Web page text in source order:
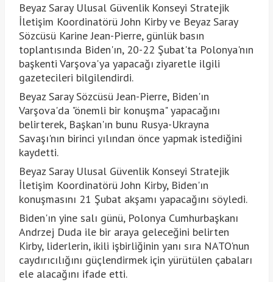
Beyaz Saray Ulusal Güvenlik Konseyi Stratejik
İletişim Koordinatörü John Kirby ve Beyaz Saray
Sözcüsü Karine Jean-Pierre, günlük basın
toplantısında Biden'ın, 20-22 Şubat'ta Polonya'nın
başkenti Varşova'ya yapacağı ziyaretle ilgili
gazetecileri bilgilendirdi.
Beyaz Saray Sözcüsü Jean-Pierre, Biden'ın
Varşova'da "önemli bir konuşma" yapacağını
belirterek, Başkan'ın bunu Rusya-Ukrayna
Savaşı'nın birinci yılından önce yapmak istediğini
kaydetti.
Beyaz Saray Ulusal Güvenlik Konseyi Stratejik
İletişim Koordinatörü John Kirby, Biden'ın
konuşmasını 21 Şubat akşamı yapacağını söyledi.
Biden'ın yine salı günü, Polonya Cumhurbaşkanı
Andrzej Duda ile bir araya geleceğini belirten
Kirby, liderlerin, ikili işbirliğinin yanı sıra NATO'nun
caydırıcılığını güçlendirmek için yürütülen çabaları
ele alacağını ifade etti.